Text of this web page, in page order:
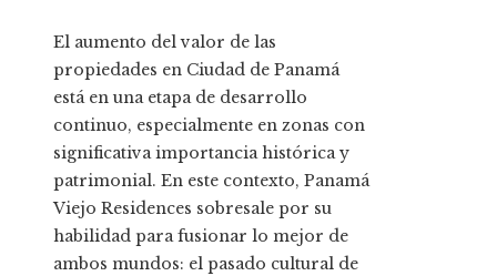
El aumento del valor de las
propiedades en Ciudad de Panamá
está en una etapa de desarrollo
continuo, especialmente en zonas con
significativa importancia histórica y
patrimonial. En este contexto, Panamá
Viejo Residences sobresale por su
habilidad para fusionar lo mejor de
ambos mundos: el pasado cultural de